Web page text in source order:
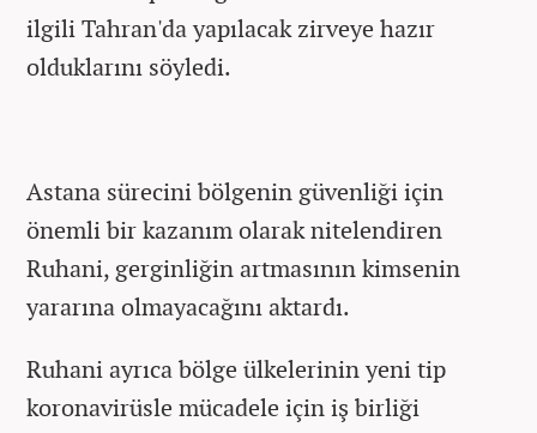
ilgili Tahran'da yapılacak zirveye hazır
olduklarını söyledi.
Astana sürecini bölgenin güvenliği için
önemli bir kazanım olarak nitelendiren
Ruhani, gerginliğin artmasının kimsenin
yararına olmayacağını aktardı.
Ruhani ayrıca bölge ülkelerinin yeni tip
koronavirüsle mücadele için iş birliği